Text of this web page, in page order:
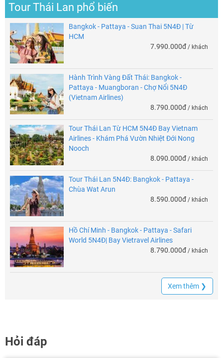
Tour Thái Lan phổ biến
Bangkok - Pattaya - Suan Thai 5N4Đ | Từ
HCM
7.990.000đ / khách
Hành Trình Vàng Đất Thái: Bangkok -
Pattaya - Muangboran - Chợ Nổi 5N4Đ
(Vietnam Airlines)
8.790.000đ / khách
Tour Thái Lan Từ HCM 5N4Đ Bay Vietnam
Airlines - Khám Phá Vườn Nhiệt Đới Nong
Nooch
8.090.000đ / khách
Tour Thái Lan 5N4Đ: Bangkok - Pattaya -
Chùa Wat Arun
8.590.000đ / khách
Hồ Chí Minh - Bangkok - Pattaya - Safari
World 5N4Đ| Bay Vietravel Airlines
8.790.000đ / khách
Xem thêm ❯
Hỏi đáp